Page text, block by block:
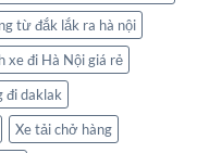
từ đắk lắk ra hà nội
xe đi Hà Nội giá rẻ
đi daklak
Xe tải chở hàng